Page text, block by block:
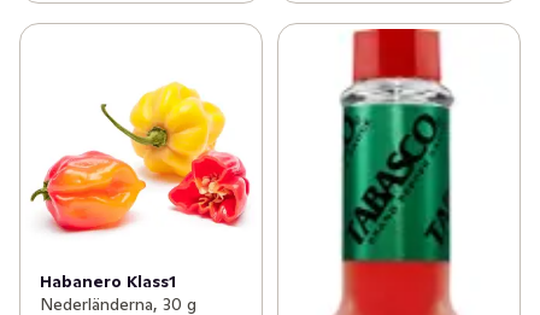
Habanero Klass1
Nederländerna, 30 g